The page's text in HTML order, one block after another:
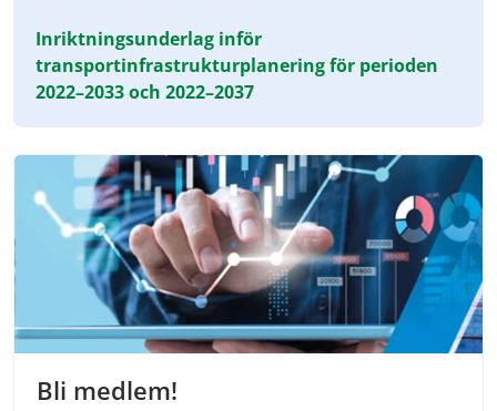
Inriktningsunderlag inför
transportinfrastrukturplanering för perioden
2022–2033 och 2022–2037
Bli medlem!